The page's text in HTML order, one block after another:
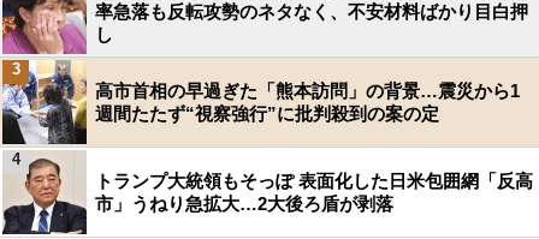
率急落も反転攻勢のネタなく、不安材料ばかり目白押
し
高市首相の早過ぎた「熊本訪問」の背景…震災から1
週間たたず“視察強行”に批判殺到の案の定
3
トランプ大統領もそっぽ 表面化した日米包囲網「反高
市」うねり急拡大…2大後ろ盾が剥落
4